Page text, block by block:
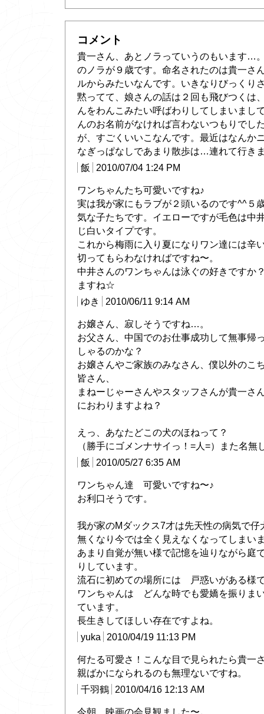
コメント
貴一さん、あとノラっていうのもいます…
のノラが９歳です。命名されたのは貴一さ
ルからみたいなんです。いきなりびっくり
黙ってて、娘さんの話は２回も飛びつくは
んをわんこみたい呼ばわりしてしまいまし
んのお名前がなければ言わないつもりでし
が、すごくいいこなんです。最近はなんか
なぎっぱなしであまり散歩は…連れて行き
飯
2010/07/04 1:24 PM
ワンちゃんたち可愛いですね♪
実は我が家にもラブが２頭いるのです^^５
気な子たちです。イエローですが毛色は中
じ白いタイプです。
これから梅雨に入り夏になりワン達には辛
切ってもらわなければですね〜。
中井さんのワンちゃんは泳ぐの好きですか
ますね☆
ゆき
2010/06/11 9:14 AM
お嬢さん、寂しそうですね…。
お父さん、中国でのお仕事成功して無事帰
しゃるのかな？
お嬢さんやご家族のみなさん、僕以外のこ
皆さん、
まねーじゃーさんやスタッフさんが貴一さ
におわりますよね？
えっ、あなたどこの犬のほねって？
（勝手にゴメンナサイっ！=人=）また名
飯
2010/05/27 6:35 AM
ワンちゃん達 可愛いですね〜♪
お利口そうです。
我が家のMダックス7才は先天性の病気で
無くなり今では全く見えなくなってしま
あまり自覚が無い様で記憶を辿りながら庭
りしています。
流石に初めての場所には 戸惑いがある様
ワンちゃんは どんな時でも愛嬌を振りま
ています。
長生きしてほしい存在ですよね。
yuka
2010/04/19 11:13 PM
何たる可愛さ！こんな目で見られたら貴一
親ばかになられるのも無理ないですね。
千羽鶴
2010/04/16 12:13 AM
今朝、映画の会見観ました〜。